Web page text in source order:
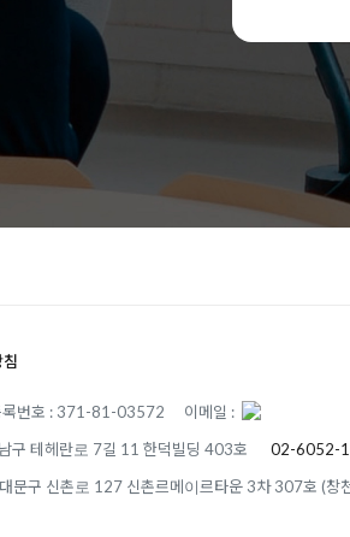
록번호 : 371-81-03572
이메일 :
구 테헤란로 7길 11 한덕빌딩 403호
02-6052-
문구 신촌로 127 신촌르메이르타운 3차 307호 (창